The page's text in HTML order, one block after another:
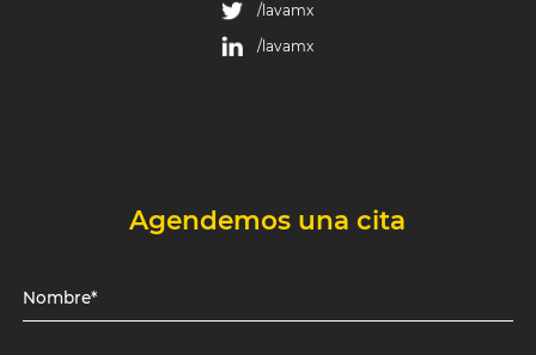
/lavamx
/lavamx
Agendemos una cita
Nombre*